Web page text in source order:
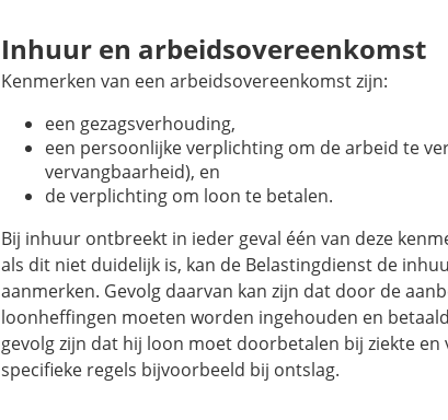
Inhuur en arbeidsovereenkomst
Kenmerken van een arbeidsovereenkomst zijn:
een gezagsverhouding,
een persoonlijke verplichting om de arbeid te
vervangbaarheid), en
de verplichting om loon te betalen.
Bij inhuur ontbreekt in ieder geval één van deze
als dit niet duidelijk is, kan de Belastingdienst de
aanmerken. Gevolg daarvan kan zijn dat door de
loonheffingen moeten worden ingehouden en
gevolg zijn dat hij loon moet doorbetalen bij ziekte en
specifieke regels bijvoorbeeld bij ontslag.